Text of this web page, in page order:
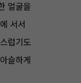
얼굴을
서서
럽기도
슬하게